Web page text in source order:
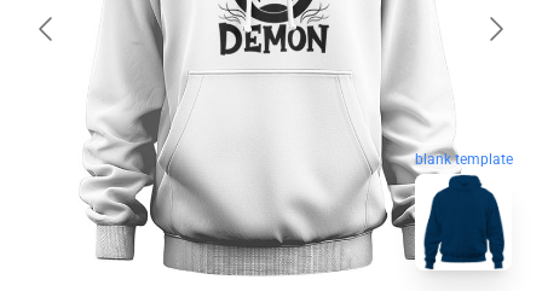
blank template